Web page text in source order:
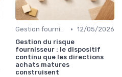
Gestion fournisseurs • 12/05/2026
Gestion du risque
fournisseur : le dispositif
continu que les directions
achats matures
construisent